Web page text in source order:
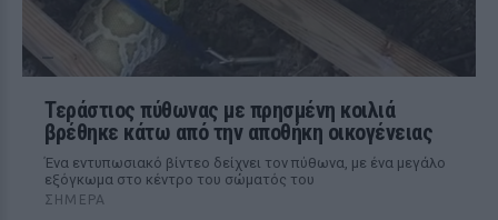
Τεράστιος πύθωνας με πρησμένη κοιλιά
βρέθηκε κάτω από την αποθήκη οικογένειας
Ένα εντυπωσιακό βίντεο δείχνει τον πύθωνα, με ένα μεγάλο
εξόγκωμα στο κέντρο του σώματός του
ΣΉΜΕΡΑ